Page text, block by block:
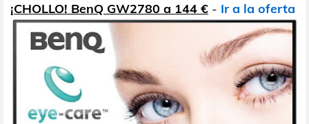
¡CHOLLO! BenQ GW2780 a 144 € - Ir a la oferta